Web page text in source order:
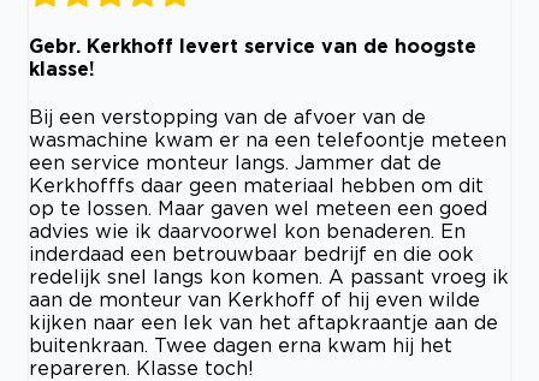
Gebr. Kerkhoff levert service van de hoogste
klasse!
Bij een verstopping van de afvoer van de
wasmachine kwam er na een telefoontje meteen
een service monteur langs. Jammer dat de
Kerkhofffs daar geen materiaal hebben om dit
op te lossen. Maar gaven wel meteen een goed
advies wie ik daarvoorwel kon benaderen. En
inderdaad een betrouwbaar bedrijf en die ook
redelijk snel langs kon komen. A passant vroeg ik
aan de monteur van Kerkhoff of hij even wilde
kijken naar een lek van het aftapkraantje aan de
buitenkraan. Twee dagen erna kwam hij het
repareren. Klasse toch!